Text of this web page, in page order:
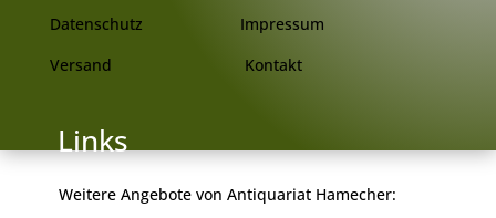
Datenschutz
Impressum
Versand
Kontakt
Links
Weitere Angebote von Antiquariat Hamecher: